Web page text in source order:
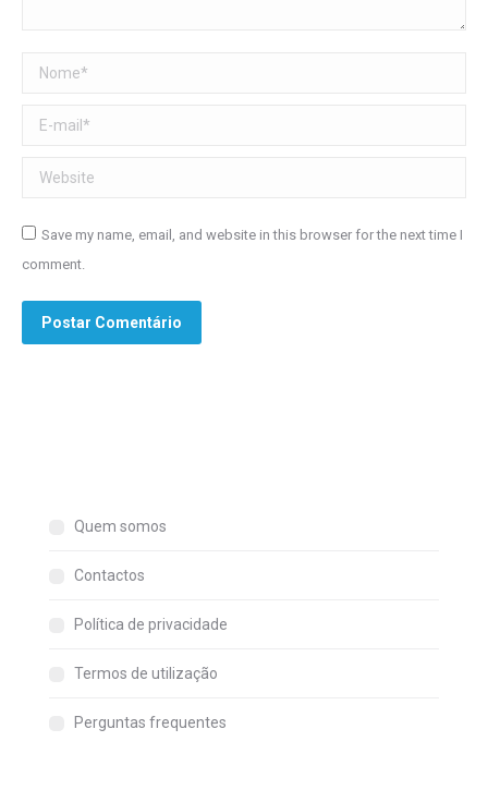
Nome *
E-mail *
Website
Save my name, email, and website in this browser for the next time I
comment.
Postar Comentário
Quem somos
Contactos
Política de privacidade
Termos de utilização
Perguntas frequentes